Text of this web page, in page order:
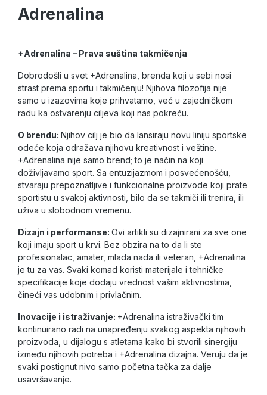
Adrenalina
+Adrenalina – Prava suština takmičenja
Dobrodošli u svet +Adrenalina, brenda koji u sebi nosi
strast prema sportu i takmičenju! Njihova filozofija nije
samo u izazovima koje prihvatamo, već u zajedničkom
radu ka ostvarenju ciljeva koji nas pokreću.
O brendu: Njihov cilj je bio da lansiraju novu liniju sportske
odeće koja odražava njihovu kreativnost i veštine.
+Adrenalina nije samo brend; to je način na koji
doživljavamo sport. Sa entuzijazmom i posvećenošću,
stvaraju prepoznatljive i funkcionalne proizvode koji prate
sportistu u svakoj aktivnosti, bilo da se takmiči ili trenira, ili
uživa u slobodnom vremenu.
Dizajn i performanse: Ovi artikli su dizajnirani za sve one
koji imaju sport u krvi. Bez obzira na to da li ste
profesionalac, amater, mlada nada ili veteran, +Adrenalina
je tu za vas. Svaki komad koristi materijale i tehničke
specifikacije koje dodaju vrednost vašim aktivnostima,
čineći vas udobnim i privlačnim.
Inovacije i istraživanje: +Adrenalina istraživački tim
kontinuirano radi na unapređenju svakog aspekta njihovih
proizvoda, u dijalogu s atletama kako bi stvorili sinergiju
između njihovih potreba i +Adrenalina dizajna. Veruju da je
svaki postignut nivo samo početna tačka za dalje
usavršavanje.